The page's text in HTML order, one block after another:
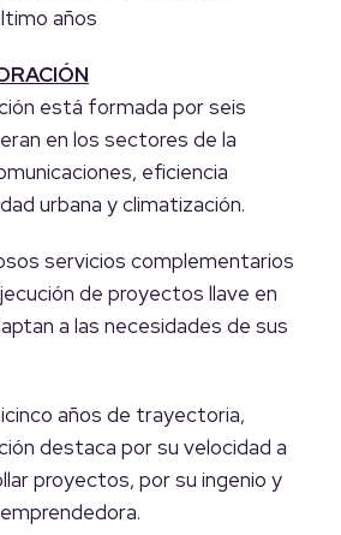
años
está formada por seis
en los sectores de la
eficiencia
urbana y climatización.
servicios complementarios
de proyectos llave en
a las necesidades de sus
años de trayectoria,
destaca por su velocidad a
proyectos, por su ingenio y